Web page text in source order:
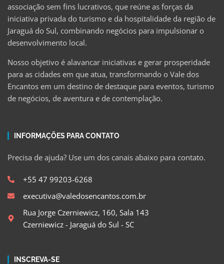
associação sem fins lucrativos, que reúne as forças da
iniciativa privada do turismo e da hospitalidade da região de
Jaraguá do Sul, combinando negócios para impulsionar o
desenvolvimento local.
Nosso objetivo é alavancar iniciativas e gerar prosperidade
para as cidades em que atua, transformando o Vale dos
Encantos em um destino de destaque para eventos, turismo
de negócios, de aventura e de contemplação.
INFORMAÇÕES PARA CONTATO
Precisa de ajuda? Use um dos canais abaixo para contato.
+55 47 99203-6268
executiva@valedosencantos.com.br
Rua Jorge Czerniewicz, 160, Sala 143
Czerniewicz - Jaraguá do Sul - SC
INSCREVA-SE